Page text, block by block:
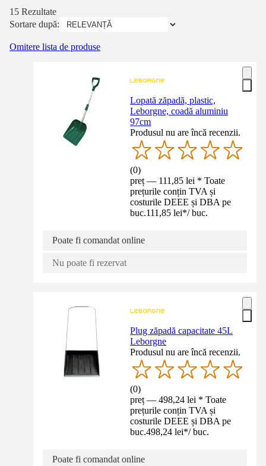
15 Rezultate
Sortare după:
Omitere lista de produse
Lopată zăpadă, plastic,
Leborgne, coadă aluminiu
97cm
Produsul nu are încă recenzii.
(0)
preț — 111,85 lei * Toate
prețurile conțin TVA și
costurile DEEE și DBA pe
buc.111,85 lei*/ buc.
Poate fi comandat online
Nu poate fi rezervat
Plug zăpadă capacitate 45L
Leborgne
Produsul nu are încă recenzii.
(0)
preț — 498,24 lei * Toate
prețurile conțin TVA și
costurile DEEE și DBA pe
buc.498,24 lei*/ buc.
Poate fi comandat online